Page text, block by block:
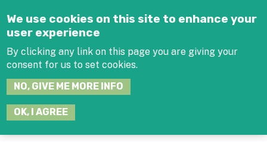
We use cookies on this site to enhance your
user experience
By clicking any link on this page you are giving your
consent for us to set cookies.
NO, GIVE ME MORE INFO
OK, I AGREE